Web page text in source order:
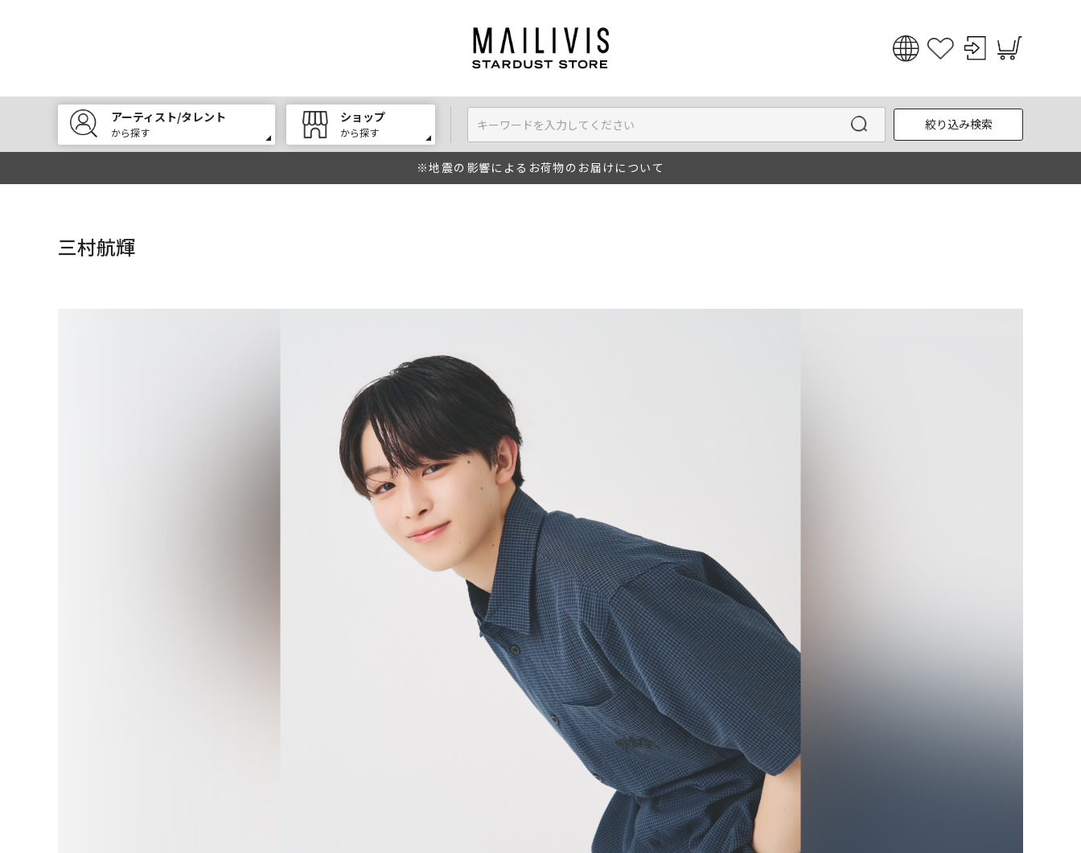
English
한국어
アーティスト/タレント
から探す
ショップ
から探す
絞り込み検索
※地震の影響によるお荷物のお届けについて
三村航輝